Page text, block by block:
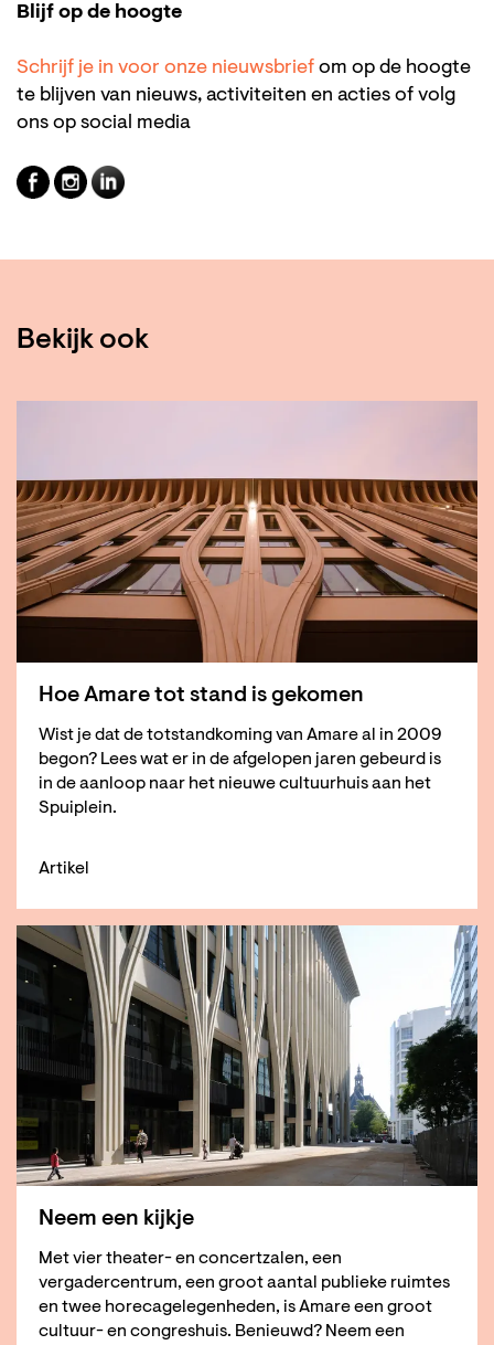
Blijf op de hoogte
Schrijf je in voor onze nieuwsbrief om op de hoogte
te blijven van nieuws, activiteiten en acties of volg
ons op social media
Bekijk ook
Hoe Amare tot stand is gekomen
Wist je dat de totstandkoming van Amare al in 2009
begon? Lees wat er in de afgelopen jaren gebeurd is
in de aanloop naar het nieuwe cultuurhuis aan het
Spuiplein.
Artikel
Neem een kijkje
Met vier theater- en concertzalen, een
vergadercentrum, een groot aantal publieke ruimtes
en twee horecagelegenheden, is Amare een groot
cultuur- en congreshuis. Benieuwd? Neem een